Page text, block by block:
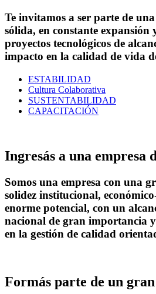
Te invitamos a ser parte de
sólida, en constante expansión
proyectos tecnológicos de
impacto en la calidad de vida
ESTABILIDAD
Cultura Colaborativa
SUSTENTABILIDAD
CAPACITACIÓN
Ingresás a una empresa
Somos una empresa con una
solidez institucional,
enorme potencial, con un
nacional de gran importancia
en la gestión de calidad
Formás parte de un